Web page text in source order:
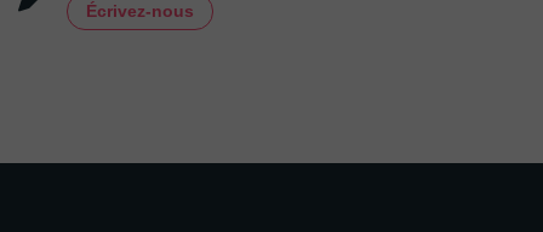
Écrivez-nous